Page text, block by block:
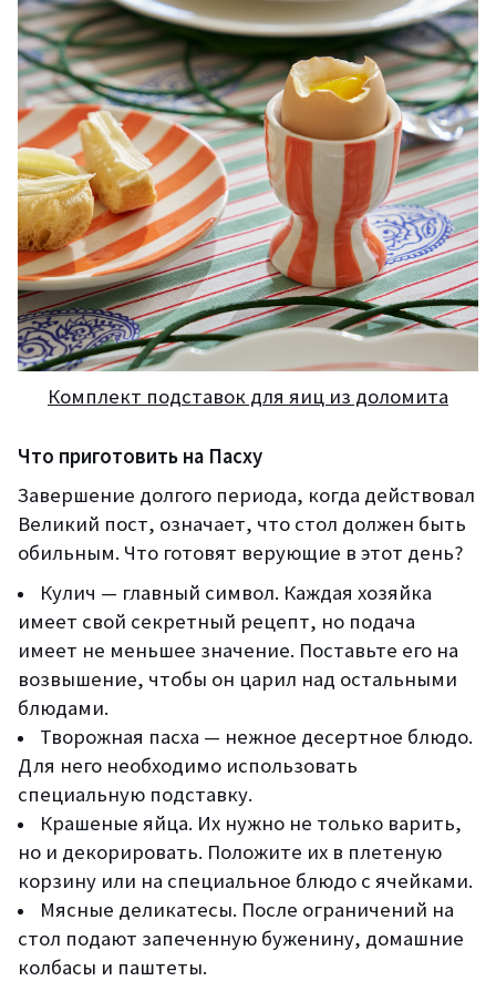
Комплект подставок для яиц из доломита
Что приготовить на Пасху
Завершение долгого периода, когда действовал
Великий пост, означает, что стол должен быть
обильным. Что готовят верующие в этот день?
Кулич — главный символ. Каждая хозяйка
имеет свой секретный рецепт, но подача
имеет не меньшее значение. Поставьте его на
возвышение, чтобы он царил над остальными
блюдами.
Творожная пасха — нежное десертное блюдо.
Для него необходимо использовать
специальную подставку.
Крашеные яйца. Их нужно не только варить,
но и декорировать. Положите их в плетеную
корзину или на специальное блюдо с ячейками.
Мясные деликатесы. После ограничений на
стол подают запеченную буженину, домашние
колбасы и паштеты.